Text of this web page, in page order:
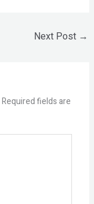
Next Post →
Required fields are